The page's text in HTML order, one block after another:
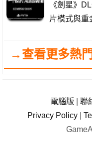
《劍星》
片模式與重
→查看更多熱
電腦版 聯
Privacy Policy